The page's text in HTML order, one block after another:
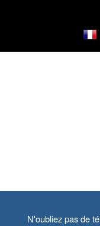
N'oubliez pas de